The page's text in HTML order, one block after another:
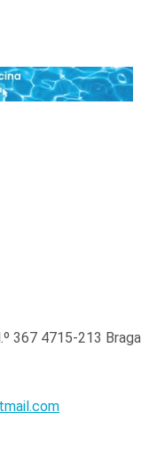
367 4715-213 Braga